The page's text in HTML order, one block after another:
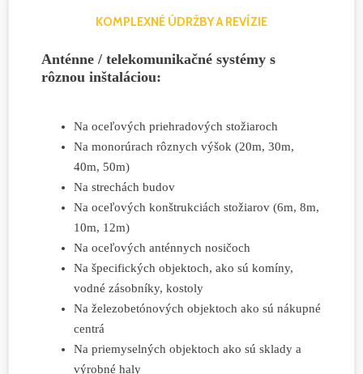
KOMPLEXNÉ ÚDRŽBY A REVÍZIE
Anténne / telekomunikačné systémy s
rôznou inštaláciou:
Na oceľových priehradových stožiaroch
Na monorúrach rôznych výšok (20m, 30m,
40m, 50m)
Na strechách budov
Na oceľových konštrukciách stožiarov (6m, 8m,
10m, 12m)
Na oceľových anténnych nosičoch
Na špecifických objektoch, ako sú komíny,
vodné zásobníky, kostoly
Na železobetónových objektoch ako sú nákupné
centrá
Na priemyselných objektoch ako sú sklady a
výrobné haly